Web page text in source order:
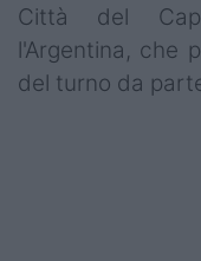
Rugby in TV
Mercato
Città del
l'Argentina, che
del turno da